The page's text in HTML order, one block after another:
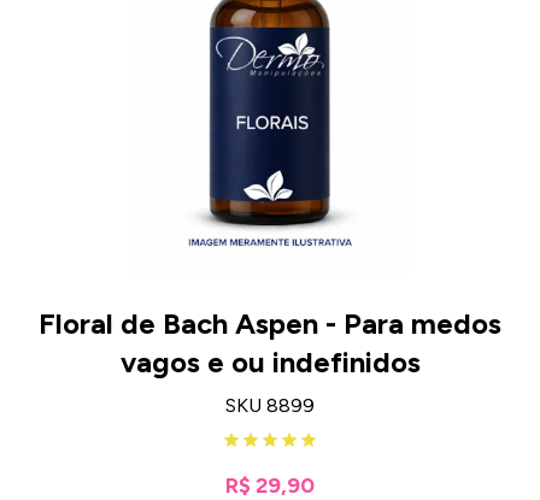
Floral de Bach Aspen - Para medos
vagos e ou indefinidos
SKU 8899
R$ 29,90